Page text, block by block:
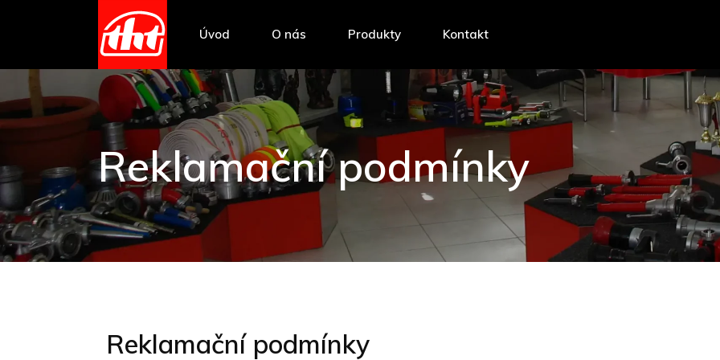
Úvod O nás Produkty Kontakt
Reklamační podmínky
Reklamační podmínky